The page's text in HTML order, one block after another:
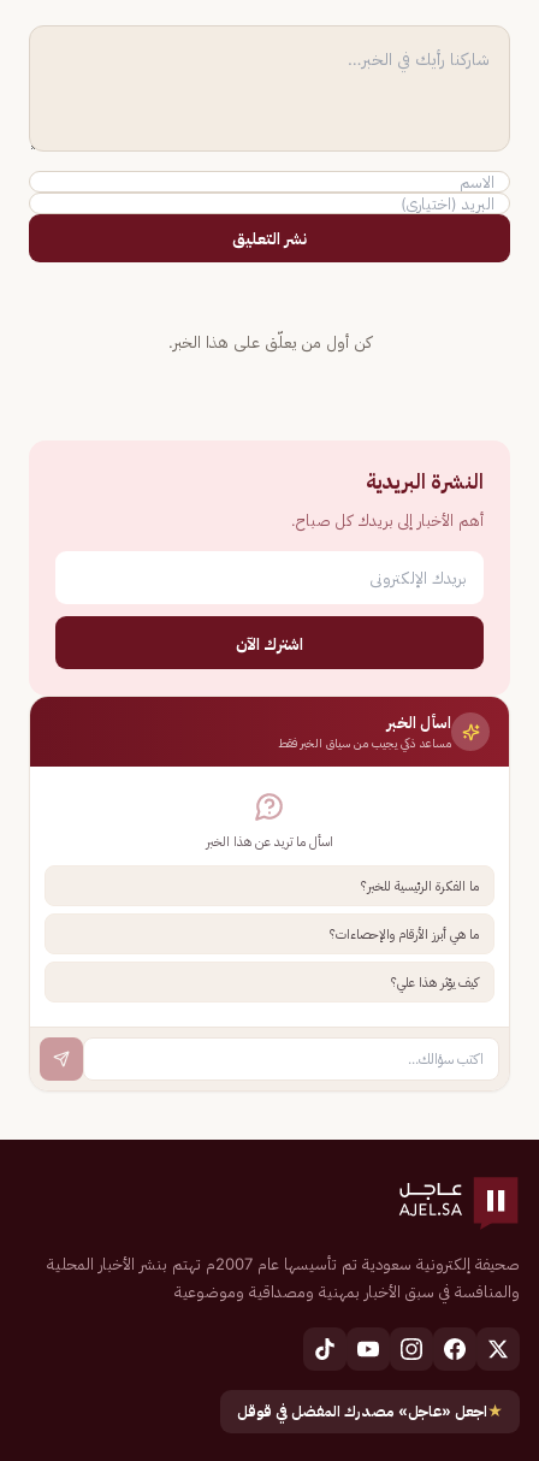
نشر التعليق
كن أول من يعلّق على هذا الخبر.
النشرة البريدية
أهم الأخبار إلى بريدك كل صباح.
اشترك الآن
اسأل الخبر
مساعد ذكي يجيب من سياق الخبر فقط
اسأل ما تريد عن هذا الخبر
ما الفكرة الرئيسية للخبر؟
ما هي أبرز الأرقام والإحصاءات؟
كيف يؤثر هذا علي؟
صحيفة إلكترونية سعودية تم تأسيسها عام 2007م تهتم بنشر الأخبار المحلية
والمنافسة في سبق الأخبار بمهنية ومصداقية وموضوعية
★اجعل «عاجل» مصدرك المفضل في قوقل